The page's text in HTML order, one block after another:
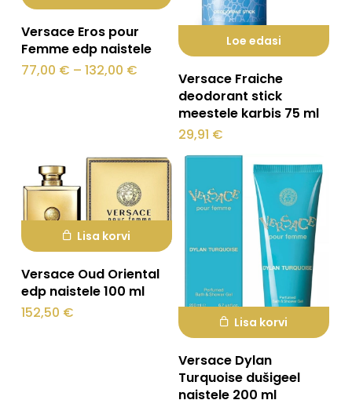
tootel
on
teha
tootelehel.
Versace Eros pour
Femme edp naistele
77,00 € – 132,00 €Hinnavahemik:
77,00 €
132,00 €
Loe edasi
Versace Fraiche
deodorant stick
meestele karbis 75 ml
29,91 €
Lisa korvi
Versace Oud Oriental
edp naistele 100 ml
152,50 €
Lisa korvi
Versace Dylan
Turquoise dušigeel
naistele 200 ml